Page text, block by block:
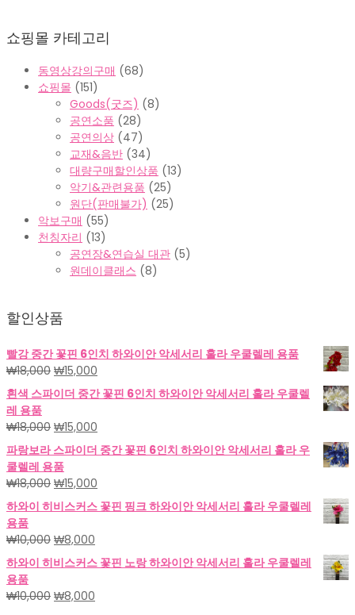
쇼핑몰 카테고리
동영상강의구매 (68)
쇼핑몰 (151)
Goods(굿즈) (8)
공연소품 (28)
공연의상 (47)
교재&음반 (34)
대량구매할인상품 (13)
악기&관련용품 (25)
원단(판매불가) (25)
악보구매 (55)
천칭자리 (13)
공연장&연습실 대관 (5)
원데이클래스 (8)
할인상품
빨강 중간 꽃핀 6인치 하와이안 악세서리 훌라 우쿨렐레 용품
₩18,000 원
래
가
격:
₩18,000.
₩15,000
재
가
₩15,000.
흰색 스파이더 중간 꽃핀 6인치 하와이안 악세서리 훌라 우쿨렐
레 용품
₩18,000 원
래
가
격:
₩18,000.
₩15,000
재
가
₩15,000.
파랑보라 스파이더 중간 꽃핀 6인치 하와이안 악세서리 훌라 우
쿨렐레 용품
₩18,000 원
래
가
격:
₩18,000.
₩15,000
재
가
하와이 히비스커스 꽃핀 핑크 하와이안 악세서리 훌라 우쿨렐레
용품
₩10,000 원
래
가
격:
₩10,000.
₩8,000
재
가
₩8,000.
하와이 히비스커스 꽃핀 노랑 하와이안 악세서리 훌라 우쿨렐레
용품
₩10,000 원
₩8,000